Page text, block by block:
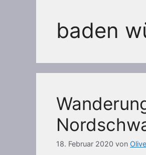
baden
18. Februar 2020 von